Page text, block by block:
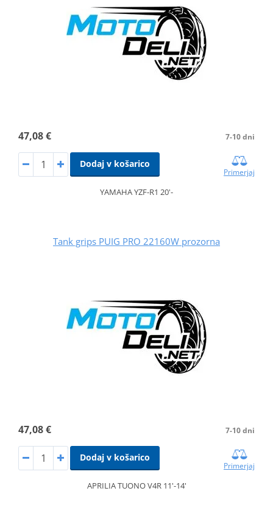
47,08 € 7-10 dni
Dodaj v košarico
Primerjaj
YAMAHA YZF-R1 20'-
Tank grips PUIG PRO 22160W prozorna
47,08 € 7-10 dni
Dodaj v košarico
Primerjaj
APRILIA TUONO V4R 11'-14'